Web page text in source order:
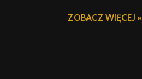
ZOBACZ WIĘCEJ »